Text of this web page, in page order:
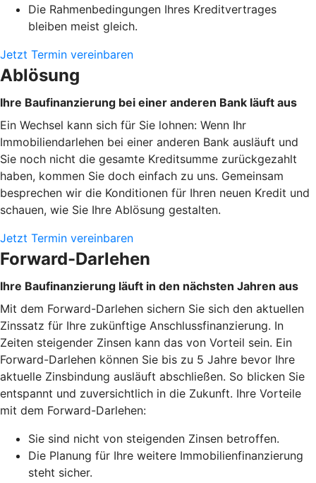
Die Rahmenbedingungen Ihres Kreditvertrages
bleiben meist gleich.
Jetzt Termin vereinbaren
Ablösung
Ihre Baufinanzierung bei einer anderen Bank läuft aus
Ein Wechsel kann sich für Sie lohnen: Wenn Ihr
Immobiliendarlehen bei einer anderen Bank ausläuft und
Sie noch nicht die gesamte Kreditsumme zurückgezahlt
haben, kommen Sie doch einfach zu uns. Gemeinsam
besprechen wir die Konditionen für Ihren neuen Kredit und
schauen, wie Sie Ihre Ablösung gestalten.
Jetzt Termin vereinbaren
Forward-Darlehen
Ihre Baufinanzierung läuft in den nächsten Jahren aus
Mit dem Forward-Darlehen sichern Sie sich den aktuellen
Zinssatz für Ihre zukünftige Anschlussfinanzierung. In
Zeiten steigender Zinsen kann das von Vorteil sein. Ein
Forward-Darlehen können Sie bis zu 5 Jahre bevor Ihre
aktuelle Zinsbindung ausläuft abschließen. So blicken Sie
entspannt und zuversichtlich in die Zukunft. Ihre Vorteile
mit dem Forward-Darlehen:
Sie sind nicht von steigenden Zinsen betroffen.
Die Planung für Ihre weitere Immobilienfinanzierung
steht sicher.